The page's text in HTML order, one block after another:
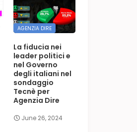
AGENZIA DIRE
La fiducia nei
leader politici e
nel Governo
degli italiani nel
sondaggio
Tecnè per
Agenzia Dire
June 26, 2024